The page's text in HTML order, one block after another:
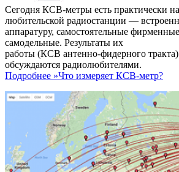
Сегодня КСВ-метры есть практически
любительской радиостанции —
аппаратуру, самостоятельные
самодельные. Результаты их
работы (КСВ антенно-фидерного
обсуждаются радиолюбителями.
Подробнее »Что измеряет КСВ-метр?